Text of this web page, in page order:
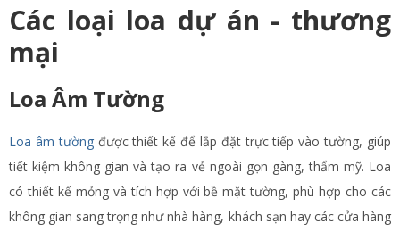
Các loại loa dự án - thương
mại
Loa Âm Tường
Loa âm tườngđược thiết kế để lắp đặt trực tiếp vào tường, giúp
tiết kiệm không gian và tạo ra vẻ ngoài gọn gàng, thẩm mỹ. Loa
có thiết kế mỏng và tích hợp với bề mặt tường, phù hợp cho các
không gian sang trọng như nhà hàng, khách sạn hay các cửa hàng